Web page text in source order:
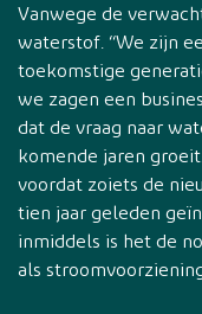
Vanwege de
waterstof. “We zijn
toekomstige
we zagen een
dat de vraag naar
komende jaren
voordat zoiets de
tien jaar geleden
inmiddels is het de
als